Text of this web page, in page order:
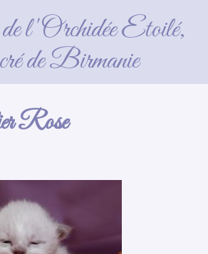
l'Orchidée Etoilé,
de Birmanie
jours collier Rose
Rose